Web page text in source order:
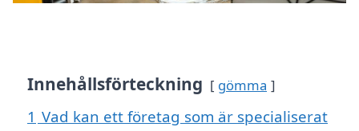
Innehållsförteckning gömma
1 Vad kan ett företag som är specialiserat